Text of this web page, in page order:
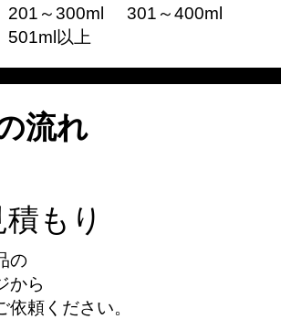
201～300ml
301～400ml
501ml以上
流れ
もり
の
から
頼ください。